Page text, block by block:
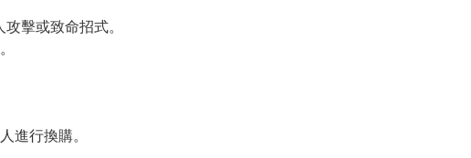
擊或致命招式。
進行換購。